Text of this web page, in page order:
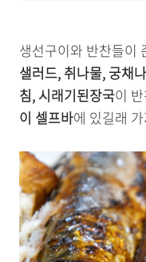
생선구이와 반찬들이
샐러드, 취나물, 궁채
침, 시래기된장국이
이 셀프바에 있길래